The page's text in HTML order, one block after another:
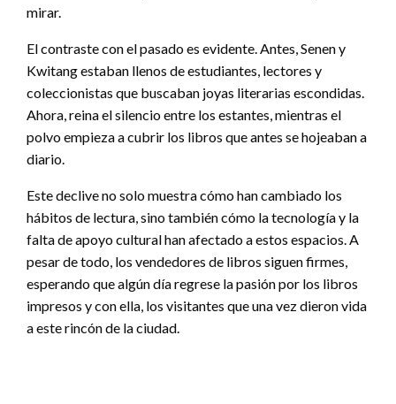
mirar.
El contraste con el pasado es evidente. Antes, Senen y
Kwitang estaban llenos de estudiantes, lectores y
coleccionistas que buscaban joyas literarias escondidas.
Ahora, reina el silencio entre los estantes, mientras el
polvo empieza a cubrir los libros que antes se hojeaban a
diario.
Este declive no solo muestra cómo han cambiado los
hábitos de lectura, sino también cómo la tecnología y la
falta de apoyo cultural han afectado a estos espacios. A
pesar de todo, los vendedores de libros siguen firmes,
esperando que algún día regrese la pasión por los libros
impresos y con ella, los visitantes que una vez dieron vida
a este rincón de la ciudad.